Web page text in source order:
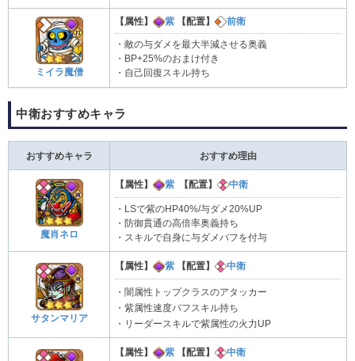
ミイラ魔僧
【属性】 紫 【配置】 前衛
・敵の与ダメを最大半減させる奥義
・BP+25%のおまけ付き
・自己回復スキル持ち
中衛おすすめキャラ
おすすめキャラ おすすめ理由
魔肖ネロ
【属性】 紫 【配置】 中衛
・LSで紫のHP40%/与ダメ20%UP
・防御貫通の高倍率奥義持ち
・スキルで自身に与ダメバフを付与
サタンマリア
【属性】 紫 【配置】 中衛
・闇属性トップクラスのアタッカー
・紫属性速度バフスキル持ち
・リーダースキルで紫属性の火力UP
【属性】 紫 【配置】 中衛